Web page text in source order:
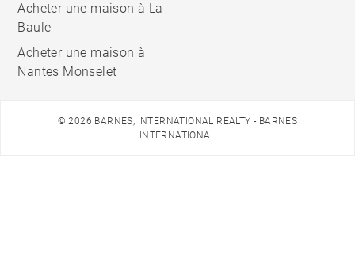
Acheter une maison à La
Baule
Acheter une maison à
Nantes Monselet
© 2026 BARNES, INTERNATIONAL REALTY - BARNES
INTERNATIONAL